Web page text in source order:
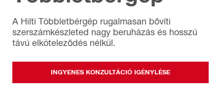
A Hilti Többletbérgép rugalmasan bővíti
szerszámkészleted nagy beruházás és hosszú
távú elköteleződés nélkül.
INGYENES KONZULTÁCIÓ IGÉNYLÉSE